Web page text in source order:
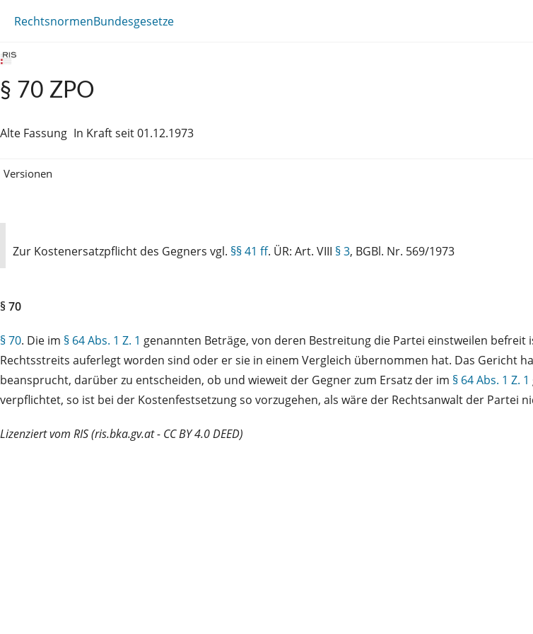
RechtsnormenBundesgesetze
§ 70 ZPO
Alte Fassung In Kraft seit 01.12.1973
Versionen
Zur Kostenersatzpflicht des Gegners vgl. §§ 41 ff. ÜR: Art. VIII § 3, BGBl. Nr. 569/1973
§ 70
§ 70. Die im § 64 Abs. 1 Z. 1 genannten Beträge, von deren Bestreitung die Partei einstweilen
Rechtsstreits auferlegt worden sind oder er sie in einem Vergleich übernommen hat. Das Gericht
beansprucht, darüber zu entscheiden, ob und wieweit der Gegner zum Ersatz der im § 64 Abs. 1 Z. 1
verpflichtet, so ist bei der Kostenfestsetzung so vorzugehen, als wäre der Rechtsanwalt der Partei
Lizenziert vom RIS (ris.bka.gv.at - CC BY 4.0 DEED)